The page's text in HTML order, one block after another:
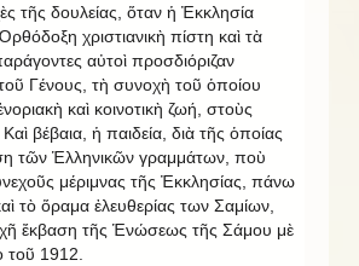
τῆς δουλείας, ὅταν ἡ Ἐκκλησία
χριστιανικὴ πίστη καὶ τὰ
αὐτοὶ προσδιόριζαν
Γένους, τὴ συνοχὴ τοῦ ὁποίου
καὶ κοινοτικὴ ζωή, στοὺς
βέβαια, ἡ παιδεία, διὰ τῆς ὁποίας
τῶν Ἑλληνικῶν γραμμάτων, ποὺ
μέριμνας τῆς Ἐκκλησίας, πάνω
τὸ ὅραμα ἐλευθερίας των Σαμίων,
ἔκβαση τῆς Ἑνώσεως τῆς Σάμου μὲ
τοῦ 1912.